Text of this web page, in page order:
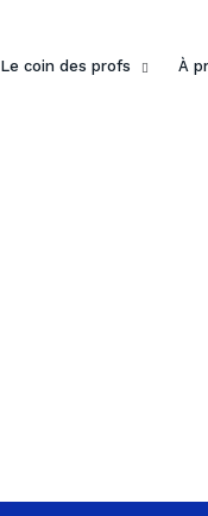
Le coin des profs À